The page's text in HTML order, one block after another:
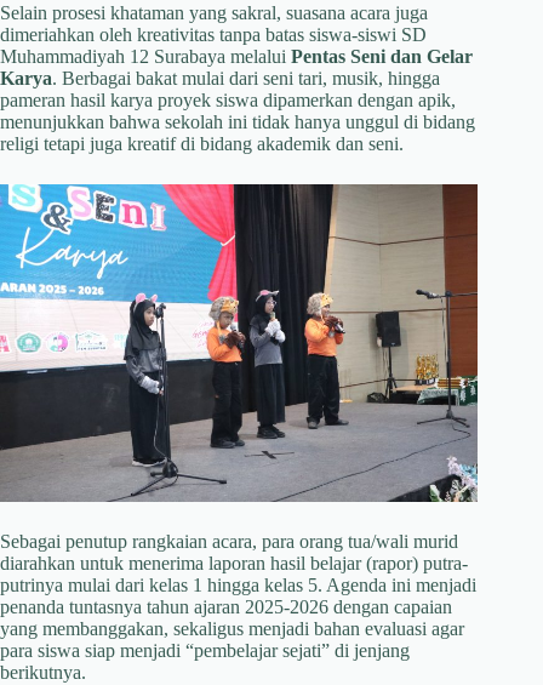
Selain prosesi khataman yang sakral, suasana acara juga
dimeriahkan oleh kreativitas tanpa batas siswa-siswi SD
Muhammadiyah 12 Surabaya melalui Pentas Seni dan Gelar
Karya. Berbagai bakat mulai dari seni tari, musik, hingga
pameran hasil karya proyek siswa dipamerkan dengan apik,
menunjukkan bahwa sekolah ini tidak hanya unggul di bidang
religi tetapi juga kreatif di bidang akademik dan seni.
Sebagai penutup rangkaian acara, para orang tua/wali murid
diarahkan untuk menerima laporan hasil belajar (rapor) putra-
putrinya mulai dari kelas 1 hingga kelas 5. Agenda ini menjadi
penanda tuntasnya tahun ajaran 2025-2026 dengan capaian
yang membanggakan, sekaligus menjadi bahan evaluasi agar
para siswa siap menjadi “pembelajar sejati” di jenjang
berikutnya.